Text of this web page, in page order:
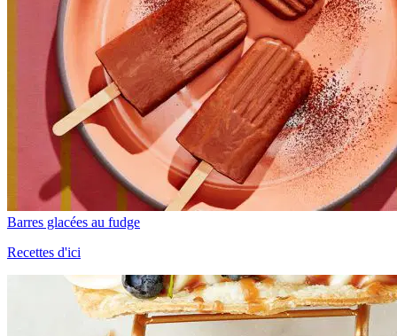
Barres glacées au fudge
Recettes d'ici